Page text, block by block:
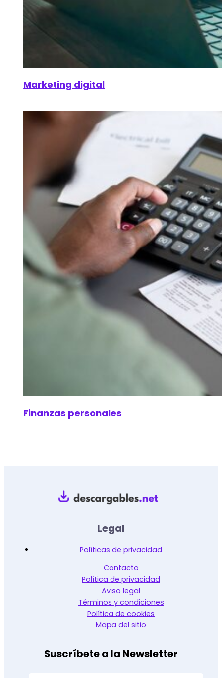
Marketing digital
Finanzas personales
Legal
Políticas de privacidad
Contacto
Política de privacidad
Aviso legal
Términos y condiciones
Política de cookies
Mapa del sitio
Suscríbete a la Newsletter